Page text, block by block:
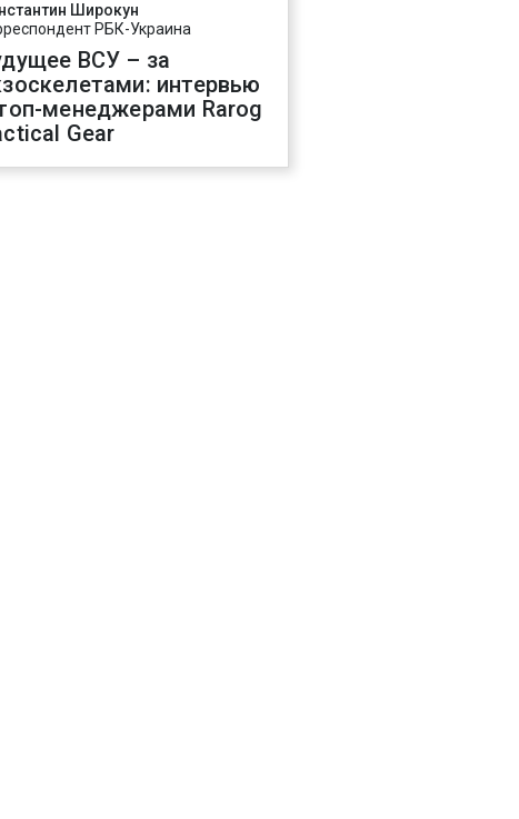
Широкун
РБК-Украина
ВСУ – за
интервью
менеджерами Rarog
Gear